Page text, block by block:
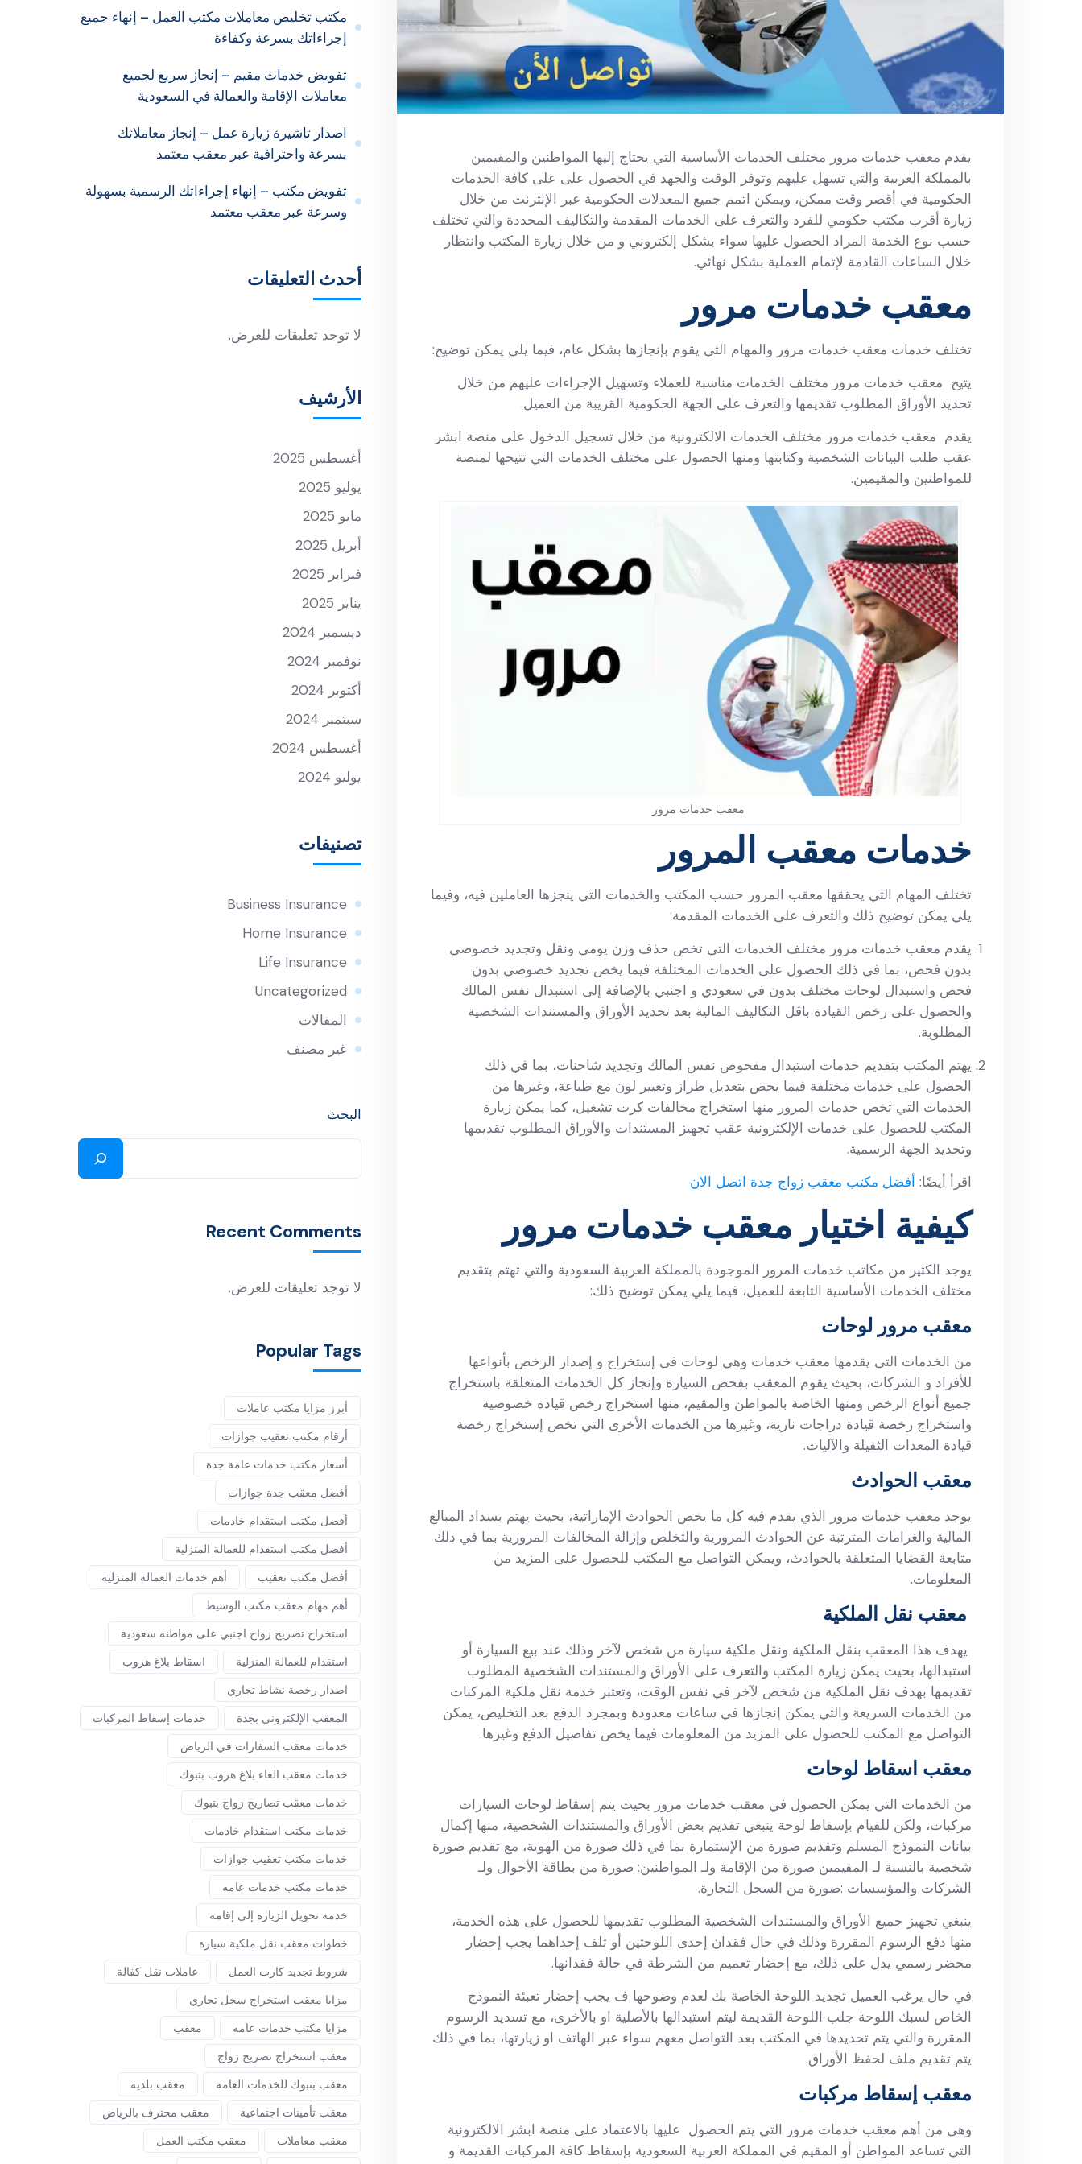
يقدم معقب خدمات مرور مختلف الخدمات الأساسية التي يحتاج إليها المواطنين والمقيمين
بالمملكة العربية والتي تسهل عليهم وتوفر الوقت والجهد في الحصول على على كافة الخدمات
الحكومية في أقصر وقت ممكن، ويمكن اتمم جميع المعدلات الحكومية عبر الإنترنت من خلال
زيارة أقرب مكتب حكومي للفرد والتعرف على الخدمات المقدمة والتكاليف المحددة والتي تختلف
حسب نوع الخدمة المراد الحصول عليها سواء بشكل إلكتروني و من خلال زيارة المكتب وانتظار
خلال الساعات القادمة لإتمام العملية بشكل نهائي.
معقب خدمات مرور
تختلف خدمات معقب خدمات مرور والمهام التي يقوم بإنجازها بشكل عام، فيما يلي يمكن توضيح:
يتيح معقب خدمات مرور مختلف الخدمات مناسبة للعملاء وتسهيل الإجراءات عليهم من خلال
تحديد الأوراق المطلوب تقديمها والتعرف على الجهة الحكومية القريبة من العميل.
يقدم معقب خدمات مرور مختلف الخدمات الالكترونية من خلال تسجيل الدخول على منصة ابشر
عقب طلب البيانات الشخصية وكتابتها ومنها الحصول على مختلف الخدمات التي تتيحها لمنصة
للمواطنين والمقيمين.
معقب خدمات مرور
خدمات معقب المرور
تختلف المهام التي يحققها معقب المرور حسب المكتب والخدمات التي ينجزها العاملين فيه، وفيما
يلي يمكن توضيح ذلك والتعرف على الخدمات المقدمة:
يقدم معقب خدمات مرور مختلف الخدمات التي تخص حذف وزن يومي ونقل وتجديد خصوصي
بدون فحص، بما في ذلك الحصول على الخدمات المختلفة فيما يخص تجديد خصوصي بدون
فحص واستبدال لوحات مختلف بدون في سعودي و اجنبي بالإضافة إلى استبدال نفس المالك
والحصول على رخص القيادة باقل التكاليف المالية بعد تحديد الأوراق والمستندات الشخصية
المطلوبة.
يهتم المكتب بتقديم خدمات استبدال مفحوص نفس المالك وتجديد شاحنات، بما في ذلك
الحصول على خدمات مختلفة فيما يخص بتعديل طراز وتغيير لون مع طباعة، وغيرها من
الخدمات التي تخص خدمات المرور منها استخراج مخالفات كرت تشغيل، كما يمكن زيارة
المكتب للحصول على خدمات الإلكترونية عقب تجهيز المستندات والأوراق المطلوب تقديمها
وتحديد الجهة الرسمية.
اقرأ أيضًا: أفضل مكتب معقب زواج جدة اتصل الان
كيفية اختيار معقب خدمات مرور
يوجد الكثير من مكاتب خدمات المرور الموجودة بالمملكة العربية السعودية والتي تهتم بتقديم
مختلف الخدمات الأساسية التابعة للعميل، فيما يلي يمكن توضيح ذلك:
معقب مرور لوحات
من الخدمات التي يقدمها معقب خدمات وهي لوحات فى إستخراج و إصدار الرخص بأنواعها
للأفراد و الشركات، بحيث يقوم المعقب بفحص السيارة وإنجاز كل الخدمات المتعلقة باستخراج
جميع أنواع الرخص ومنها الخاصة بالمواطن والمقيم، منها استخراج رخص قيادة خصوصية
واستخراج رخصة قيادة دراجات نارية، وغيرها من الخدمات الأخرى التي تخص إستخراج رخصة
قيادة المعدات الثقيلة والآليات.
معقب الحوادث
يوجد معقب خدمات مرور الذي يقدم فيه كل ما يخص الحوادث الإماراتية، بحيث يهتم بسداد المبالغ
المالية والغرامات المترتبة عن الحوادث المرورية والتخلص وإزالة المخالفات المرورية بما في ذلك
متابعة القضايا المتعلقة بالحوادث، ويمكن التواصل مع المكتب للحصول على المزيد من
المعلومات.
معقب نقل الملكية
يهدف هذا المعقب بنقل الملكية ونقل ملكية سيارة من شخص لآخر وذلك عند بيع السيارة أو
استبدالها، بحيث يمكن زيارة المكتب والتعرف على الأوراق والمستندات الشخصية المطلوب
تقديمها بهدف نقل الملكية من شخص لآخر في نفس الوقت، وتعتبر خدمة نقل ملكية المركبات
من الخدمات السريعة والتي يمكن إنجازها في ساعات معدودة وبمجرد الدفع بعد التخليص، يمكن
التواصل مع المكتب للحصول على المزيد من المعلومات فيما يخص تفاصيل الدفع وغيرها.
معقب اسقاط لوحات
من الخدمات التي يمكن الحصول في معقب خدمات مرور بحيث يتم إسقاط لوحات السيارات
مركبات، ولكن للقيام بإسقاط لوحة ينبغي تقديم بعض الأوراق والمستندات الشخصية، منها إكمال
بيانات النموذج المسلم وتقديم صورة من الإستمارة بما في ذلك صورة من الهوية، مع تقديم صورة
شخصية بالنسبة لـ المقيمين صورة من الإقامة ولـ المواطنين: صورة من بطاقة الأحوال ولـ
الشركات والمؤسسات :صورة من السجل التجارة.
ينبغي تجهيز جميع الأوراق والمستندات الشخصية المطلوب تقديمها للحصول على هذه الخدمة،
منها دفع الرسوم المقررة وذلك في حال فقدان إحدى اللوحتين أو تلف إحداهما يجب إحضار
محضر رسمي يدل على ذلك، مع إحضار تعميم من الشرطة في حالة فقدانها.
في حال يرغب العميل تجديد اللوحة الخاصة بك لعدم وضوحها ف يجب إحضار تعبئة النموذج
الخاص لسبك اللوحة جلب اللوحة القديمة ليتم استبدالها بالأصلية او بالأخرى، مع تسديد الرسوم
المقررة والتي يتم تحديدها في المكتب بعد التواصل معهم سواء عبر الهاتف او زيارتها، بما في ذلك
يتم تقديم ملف لحفظ الأوراق.
معقب إسقاط مركبات
وهي من أهم معقب خدمات مرور التي يتم الحصول عليها بالاعتماد على منصة ابشر الالكترونية
التي تساعد المواطن أو المقيم في المملكة العربية السعودية بإسقاط كافة المركبات القديمة و
مكتب تخليص معاملات مكتب العمل – إنهاء جميع
إجراءاتك بسرعة وكفاءة
تفويض خدمات مقيم – إنجاز سريع لجميع
معاملات الإقامة والعمالة في السعودية
اصدار تاشيرة زيارة عمل – إنجاز معاملاتك
بسرعة واحترافية عبر معقب معتمد
تفويض مكتب – إنهاء إجراءاتك الرسمية بسهولة
وسرعة عبر معقب معتمد
أحدث التعليقات
لا توجد تعليقات للعرض.
الأرشيف
أغسطس 2025
يوليو 2025
مايو 2025
أبريل 2025
فبراير 2025
يناير 2025
ديسمبر 2024
نوفمبر 2024
أكتوبر 2024
سبتمبر 2024
أغسطس 2024
يوليو 2024
تصنيفات
Business Insurance
Home Insurance
Life Insurance
Uncategorized
المقالات
غير مصنف
البحث
Recent Comments
لا توجد تعليقات للعرض.
Popular Tags
أبرز مزايا مكتب عاملات
أرقام مكتب تعقيب جوازات
أسعار مكتب خدمات عامة جدة
أفضل معقب جدة جوازات
أفضل مكتب استقدام خادمات
أفضل مكتب استقدام للعمالة المنزلية
أفضل مكتب تعقيب
أهم خدمات العمالة المنزلية
أهم مهام معقب مكتب الوسيط
استخراج تصريح زواج اجنبي على مواطنه سعودية
استقدام للعمالة المنزلية
اسقاط بلاغ هروب
اصدار رخصة نشاط تجاري
المعقب الإلكتروني بجدة
خدمات إسقاط المركبات
خدمات معقب السفارات في الرياض
خدمات معقب الغاء بلاغ هروب بتبوك
خدمات معقب تصاريح زواج بتبوك
خدمات مكتب استقدام خادمات
خدمات مكتب تعقيب جوازات
خدمات مكتب خدمات عامه
خدمة تحويل الزيارة إلى إقامة
خطوات معقب نقل ملكية سيارة
شروط تجديد كارت العمل
عاملات نقل كفالة
مزايا معقب استخراج سجل تجاري
مزايا مكتب خدمات عامه
معقب
معقب استخراج تصريح زواج
معقب بتبوك للخدمات العامة
معقب بلدية
معقب تأمينات اجتماعية
معقب محترف بالرياض
معقب معاملات
معقب مكتب العمل